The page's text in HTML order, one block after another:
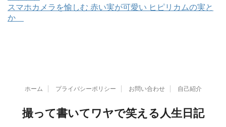
スマホカメラを愉しむ 赤い実が可愛い ヒピリカムの実と
か
ホーム プライバシーポリシー お問い合わせ 自己紹介
撮って書いてワヤで笑える人生日記